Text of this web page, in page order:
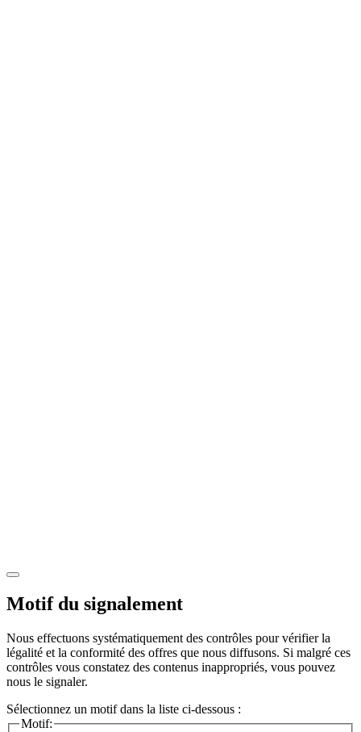
Motif du signalement
Nous effectuons systématiquement des contrôles pour vérifier la
légalité et la conformité des offres que nous diffusons. Si malgré ces
contrôles vous constatez des contenus inappropriés, vous pouvez
nous le signaler.
Sélectionnez un motif dans la liste ci-dessous :
Motif: